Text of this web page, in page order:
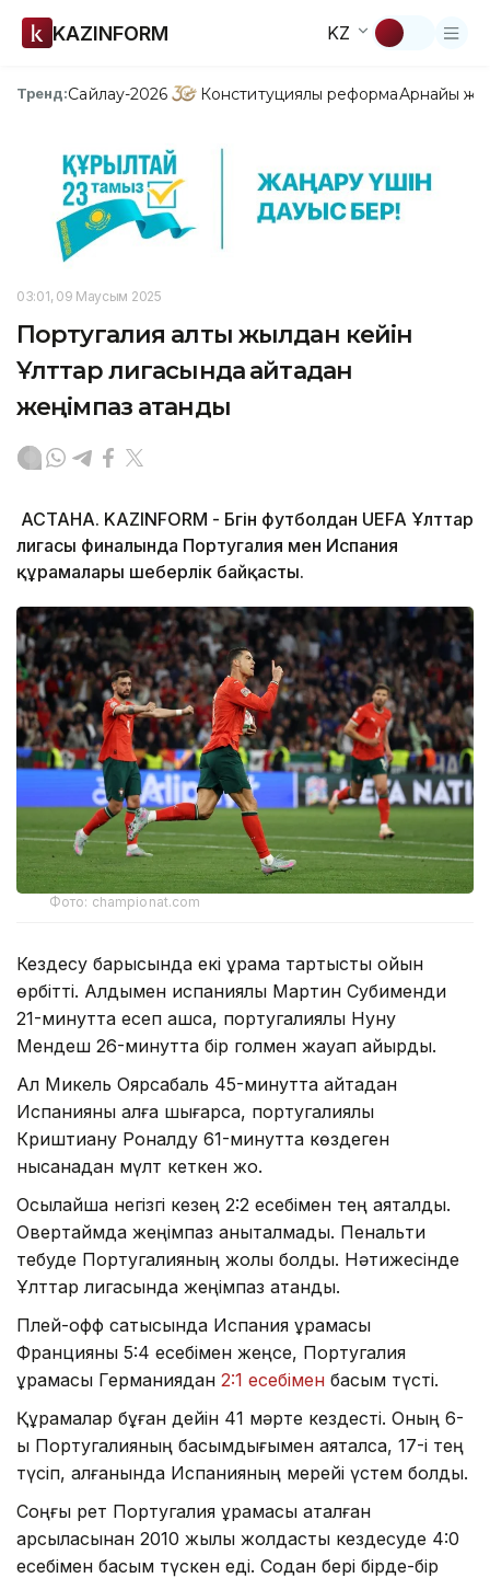
KAZINFORM KZ
Тренд:Сайлау-2026 Конституциялық реформаАрнайы
03:01, 09 Маусым 2025
Португалия алты жылдан кейін
Ұлттар лигасында қайтадан
жеңімпаз атанды
АСТАНА. KAZINFORM - Бүгін футболдан UEFA Ұлттар
лигасы финалында Португалия мен Испания
құрамалары шеберлік байқасты.
Фото: championat.com
Кездесу барысында екі құрама тартысты ойын
өрбітті. Алдымен испаниялық Мартин Субименди
21-минутта есеп ашса, португалиялық Нуну
Мендеш 26-минутта бір голмен жауап қайырды.
Ал Микель Оярсабаль 45-минутта қайтадан
Испанияны алға шығарса, португалиялық
Криштиану Роналду 61-минутта көздеген
нысанадан мүлт кеткен жоқ.
Осылайша негізгі кезең 2:2 есебімен тең аяқталды.
Овертаймда жеңімпаз анықталмады. Пенальти
тебуде Португалияның жолы болды. Нәтижесінде
Ұлттар лигасында жеңімпаз атанды.
Плей-офф сатысында Испания құрамасы
Францияны 5:4 есебімен жеңсе, Португалия
құрамасы Германиядан 2:1 есебімен басым түсті.
Құрамалар бұған дейін 41 мәрте кездесті. Оның 6-
ы Португалияның басымдығымен аяқталса, 17-і тең
түсіп, қалғанында Испанияның мерейі үстем болды.
Соңғы рет Португалия құрамасы аталған
қарсыласынан 2010 жылы жолдастық кездесуде 4:0
есебімен басым түскен еді. Содан бері бірде-бір